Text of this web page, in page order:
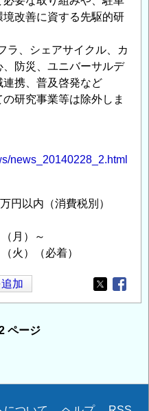
改善に資する先駆的研
ラ、シェアサイクル、カ
防災、ユニバーサルデ
携、普及啓発など
研究事業等は除外しま
news_20140228_2.html
以内（消費税別）
月）～
火）（必着）
加
Opens in
ページ